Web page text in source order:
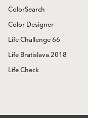
ColorSearch
Color Designer
Life Challenge 66
Life Bratislava 2018
Life Check